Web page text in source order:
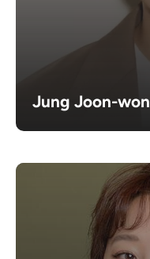
Jung Joon-won